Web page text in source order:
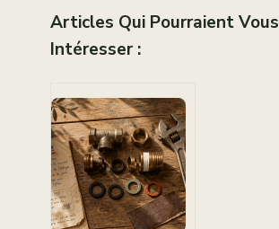
Articles Qui Pourraient Vous
Intéresser :